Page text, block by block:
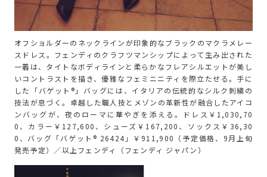
オフショルダーのネックラインが印象的なブラックのマクラメレー
スドレス。フェンディのクラフツマンシップによって生み出された
一着は、タイトなボディラインと柔らかなフレアシルエットが美し
いコントラストを描き、優雅なフェミニニティを際立たせる。手に
した「バゲット®」バッグには、イタリアの伝統的なシルク刺繍の
技法が息づく。卓越した職人技とメゾンの革新性が融合したアイコ
ンバッグが、夜のローマに華やぎを添える。ドレス￥1,030,70
0、カラー￥127,600、シューズ￥167,200、ソックス￥36,30
0、バッグ「バゲット® 26424」￥911,900（予定価格、9月上旬
発売予定）／以上フェンディ（フェンディ ジャパン）